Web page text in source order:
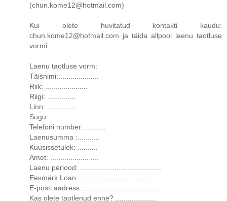
(chun.kome12@hotmail.com)
Kui olete huvitatud kontakti kaudu:
chun.kome12@hotmail.com ja täida allpool laenu taotluse
vormi.
Laenu taotluse vorm:
Täisnimi:....................
Riik: .....................
Riigi: ..............
Linn: ..............
Sugu: .........................
Telefoni number:...........
Laenusumma :...........
Kuusissetulek: ..........
Amet: ................... ....
Laenu periood: ....................... ................
Eesmärk Loan: ......................... ...........
E-posti aadress:...................... ................
Kas olete taotlenud enne? ....................